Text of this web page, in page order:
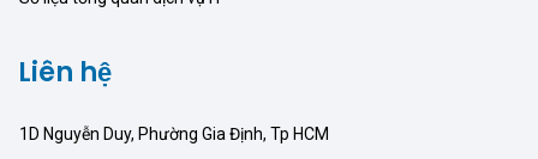
Liên hệ
1D Nguyễn Duy, Phường Gia Định, Tp HCM